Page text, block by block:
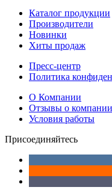
Каталог продукции
Производители
Новинки
Хиты продаж
Пресс-центр
Политика
О Компании
Отзывы о компании
Условия работы
Присоединяйтесь